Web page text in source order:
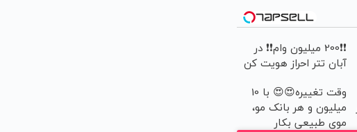
❗❗200 میلیون وام❗❗ در
آبان تتر احراز هویت کن
وقت تغییره😍😍 با 10
میلیون و هر بانک مو،
موی طبیعی بکار